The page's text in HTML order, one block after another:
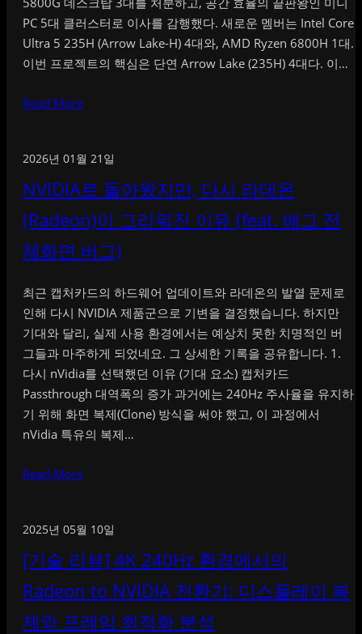
PC 5대 클러스터로 이사를 감행했다. 새로운 멤버는 Intel Core
Ultra 5 235H (Arrow Lake-H) 4대와, AMD Ryzen 6800H 1대.
이번 프로젝트의 핵심은 단연 Arrow Lake (235H) 4대다. 이…
Read More
2026년 01월 21일
NVIDIA로 돌아왔지만, 다시 라데온
(Radeon)이 그리워진 이유 (feat. 배그 전
체화면 버그)
최근 캡처카드의 하드웨어 업데이트와 라데온의 발열 문제로
인해 다시 NVIDIA 제품군으로 기변을 결정했습니다. 하지만
기대와 달리, 실제 사용 환경에서는 예상치 못한 치명적인 버
그들과 마주하게 되었네요. 그 상세한 기록을 공유합니다. 1.
다시 nVidia를 선택했던 이유 (기대 요소) 캡처카드
Passthrough 대역폭의 증가 과거에는 240Hz 주사율을 유지하
기 위해 화면 복제(Clone) 방식을 써야 했고, 이 과정에서
nVidia 특유의 복제…
Read More
2025년 05월 10일
[기술 리뷰] 4K 240Hz 환경에서의
Radeon to NVIDIA 전환기: 디스플레이 복
제와 프레임 최적화 분석